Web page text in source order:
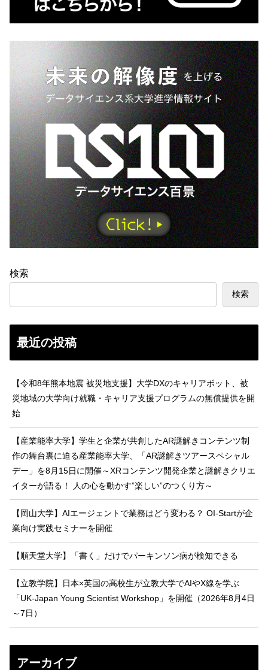
検索
検索
最近の投稿
【令和8年熊本地震 被災地支援】大学DXのキャリアボット、被
災地域の大学向け就職・キャリア支援プログラムの無償提供を開
始
【産業能率大学】学生と企業が共創したAR謎解きコンテンツ制
作の舞台裏に迫る産業能率大学、「AR謎解きツアースペシャル
デー」を8月15日に開催～XRコンテンツ開発企業と謎解きクリエ
イターが語る！ 人の心を動かす”楽しい”のつくり方～
【岡山大学】AIエージェントで業務はどう変わる？ OI-Startが企
業向け実践セミナーを開催
【順天堂大学】「書く」だけでパーキンソン病が検知できる
【立教学院】日本×英国の高校生が立教大学でAIやX線を学ぶ
「UK-Japan Young Scientist Workshop」を開催（2026年8月4日
～7日）
アーカイブ